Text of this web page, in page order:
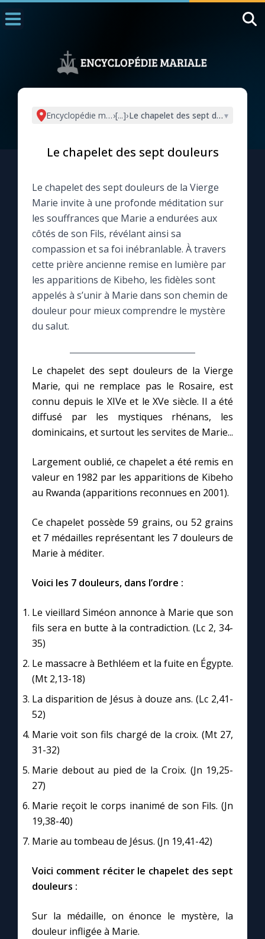
L'actualité de la semaine
La chaîne Youtube
La newsletter
La vidéo de la semaine
Le compte Tiktok
Le magazine
Questions-réponses
Prier au quotidien
Avec Thérèse de Lisieux
L'Évangile chaque jour
Les premiers samedis du mois
Mes intentions de prière
Une Minute avec Marie
Une neuvaine
1000 Raisons de Croire
Chapelet pour le monde
Faire un don
Encyclopédie mariale
›[...]›Le chapelet des sept douleurs
▾
Le chapelet des sept douleurs
Le chapelet des sept douleurs de la Vierge
Marie invite à une profonde méditation sur
les souffrances que Marie a endurées aux
côtés de son Fils, révélant ainsi sa
compassion et sa foi inébranlable. À travers
cette prière ancienne remise en lumière par
les apparitions de Kibeho, les fidèles sont
appelés à s’unir à Marie dans son chemin de
douleur pour mieux comprendre le mystère
du salut.
Le chapelet des sept douleurs de la Vierge
Marie, qui ne remplace pas le Rosaire, est
connu depuis le XIVe et le XVe siècle. Il a été
diffusé par les mystiques rhénans, les
dominicains, et surtout les servites de Marie...
Largement oublié, ce chapelet a été remis en
valeur en 1982 par les apparitions de Kibeho
au Rwanda (apparitions reconnues en 2001).
Ce chapelet possède 59 grains, ou 52 grains
et 7 médailles représentant les 7 douleurs de
Marie à méditer.
Voici les 7 douleurs, dans l’ordre :
Le vieillard Siméon annonce à Marie que son
fils sera en butte à la contradiction. (Lc 2, 34-
35)
Le massacre à Bethléem et la fuite en Égypte.
(Mt 2,13-18)
La disparition de Jésus à douze ans. (Lc 2,41-
52)
Marie voit son fils chargé de la croix. (Mt 27,
31-32)
Marie debout au pied de la Croix. (Jn 19,25-
27)
Marie reçoit le corps inanimé de son Fils. (Jn
19,38-40)
Marie au tombeau de Jésus. (Jn 19,41-42)
Voici comment réciter le chapelet des sept
douleurs :
Sur la médaille, on énonce le mystère, la
douleur infligée à Marie.